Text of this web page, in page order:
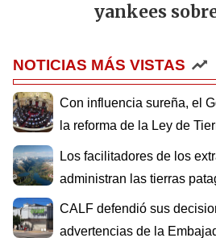
yankees
NOTICIAS MÁS VISTAS
Con influencia sureña, el
la reforma de la Ley de
Los facilitadores de los
administran las tierras
CALF defendió sus
advertencias de la